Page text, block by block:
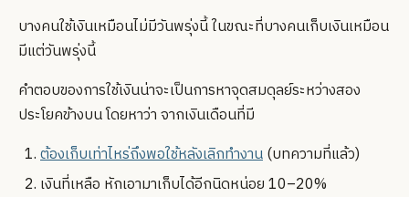
บางคนใช้เงินเหมือนไม่มีวันพรุ่งนี้ ในขณะที่บางคนเก็บเงินเหมือน
มีแต่วันพรุ่งนี้
คำตอบของการใช้เงินน่าจะเป็นการหาจุดสมดุลย์ระหว่างสอง
ประโยคข้างบน โดยหาว่า จากเงินเดือนที่มี
ต้องเก็บเท่าไหร่ถึงพอใช้หลังเลิกทำงาน (บทความที่แล้ว)
เงินที่เหลือ หักเอามาเก็บได้อีกนิดหน่อย 10–20%